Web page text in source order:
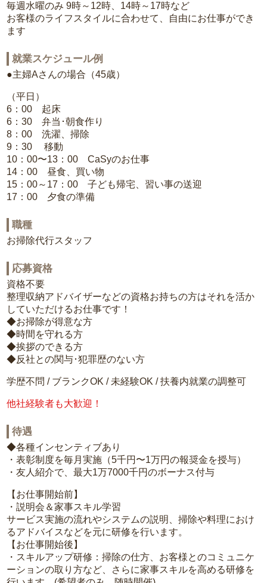
毎週水曜のみ 9時～12時、14時～17時など
お客様のライフスタイルに合わせて、自由にお仕事ができ
ます
就業スケジュール例
●主婦Aさんの場合（45歳）
（平日）
6：00 起床
6：30 弁当･朝食作り
8：00 洗濯、掃除
9：30 移動
10：00〜13：00 CaSyのお仕事
14：00 昼食、買い物
15：00～17：00 子ども帰宅、習い事の送迎
17：00 夕食の準備
職種
お掃除代行スタッフ
応募資格
資格不要
整理収納アドバイザーなどの資格お持ちの方はそれを活か
していただけるお仕事です！
◆お掃除が得意な方
◆時間を守れる方
◆挨拶のできる方
◆反社との関与･犯罪歴のない方
学歴不問 / ブランクOK / 未経験OK / 扶養内就業の調整可
他社経験者も大歓迎！
待遇
◆各種インセンティブあり
・表彰制度を毎月実施（5千円〜1万円の報奨金を授与）
・友人紹介で、最大1万7000千円のボーナス付与
【お仕事開始前】
・説明会＆家事スキル学習
サービス実施の流れやシステムの説明、掃除や料理におけ
るアドバイスなどを元に研修を行います。
【お仕事開始後】
・スキルアップ研修：掃除の仕方、お客様とのコミュニケ
ーションの取り方など、さらに家事スキルを高める研修を